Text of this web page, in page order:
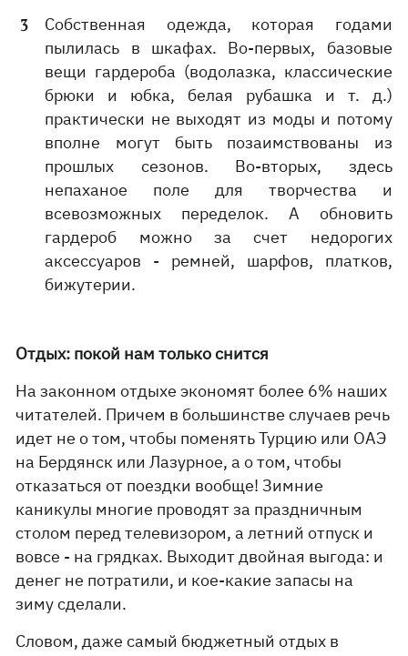
Собственная одежда, которая годами
пылилась в шкафах. Во-первых, базовые
вещи гардероба (водолазка, классические
брюки и юбка, белая рубашка и т. д.)
практически не выходят из моды и потому
вполне могут быть позаимствованы из
прошлых сезонов. Во-вторых, здесь
непаханое поле для творчества и
всевозможных переделок. А обновить
гардероб можно за счет недорогих
аксессуаров - ремней, шарфов, платков,
бижутерии.
Отдых: покой нам только снится
На законном отдыхе экономят более 6% наших
читателей. Причем в большинстве случаев речь
идет не о том, чтобы поменять Турцию или ОАЭ
на Бердянск или Лазурное, а о том, чтобы
отказаться от поездки вообще! Зимние
каникулы многие проводят за праздничным
столом перед телевизором, а летний отпуск и
вовсе - на грядках. Выходит двойная выгода: и
денег не потратили, и кое-какие запасы на
зиму сделали.
Словом, даже самый бюджетный отдых в